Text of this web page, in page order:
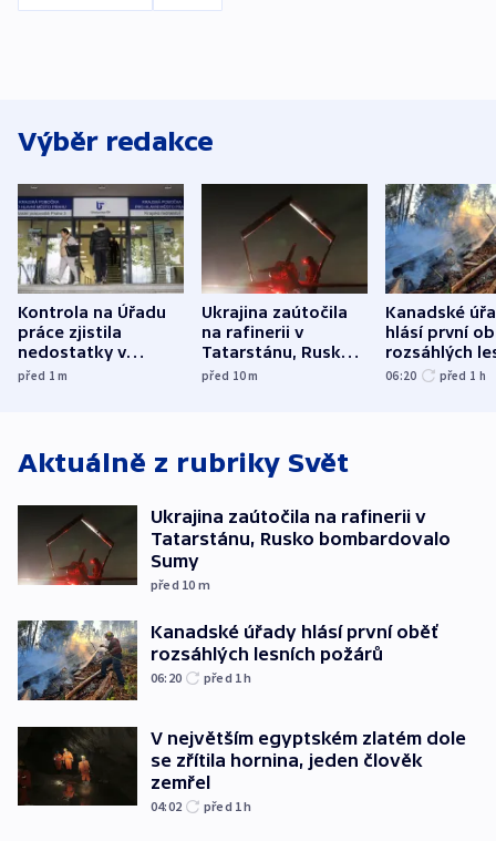
Výběr redakce
Kontrola na Úřadu
práce zjistila
nedostatky v
účetnictví za 5,6
před 1m
Ukrajina zaútočila
na rafinerii v
Tatarstánu, Rusko
bombardovalo
před 10m
Kanadské
hlásí první
rozsáhlých
požárů
06:20 před 1 h
Aktuálně z rubriky Svět
Ukrajina zaútočila na rafinerii v
Tatarstánu, Rusko bombardovalo
Sumy
před 10 m
Kanadské úřady hlásí první oběť
rozsáhlých lesních požárů
06:20 před 1h
V největším egyptském zlatém dole
se zřítila hornina, jeden člověk
zemřel
04:02 před 1h